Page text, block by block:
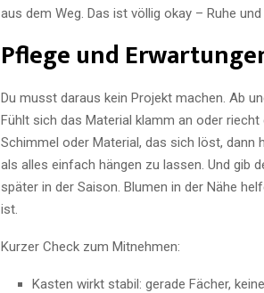
aus dem Weg. Das ist völlig okay – Ruhe
Pflege und
Du musst daraus kein Projekt machen. Ab
Fühlt sich das Material klamm an oder
Schimmel oder Material, das sich löst, dann
als alles einfach hängen zu lassen. Und gib
später in der Saison. Blumen in der Nähe
ist.
Kurzer Check zum Mitnehmen:
Kasten wirkt stabil: gerade Fächer,